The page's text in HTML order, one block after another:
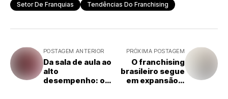
Setor De Franquias
Tendências Do Franchising
POSTAGEM ANTERIOR
Da sala de aula ao
alto
desempenho: o
PRÓXIMA POSTAGEM
O franchising
brasileiro segue
em expansão e